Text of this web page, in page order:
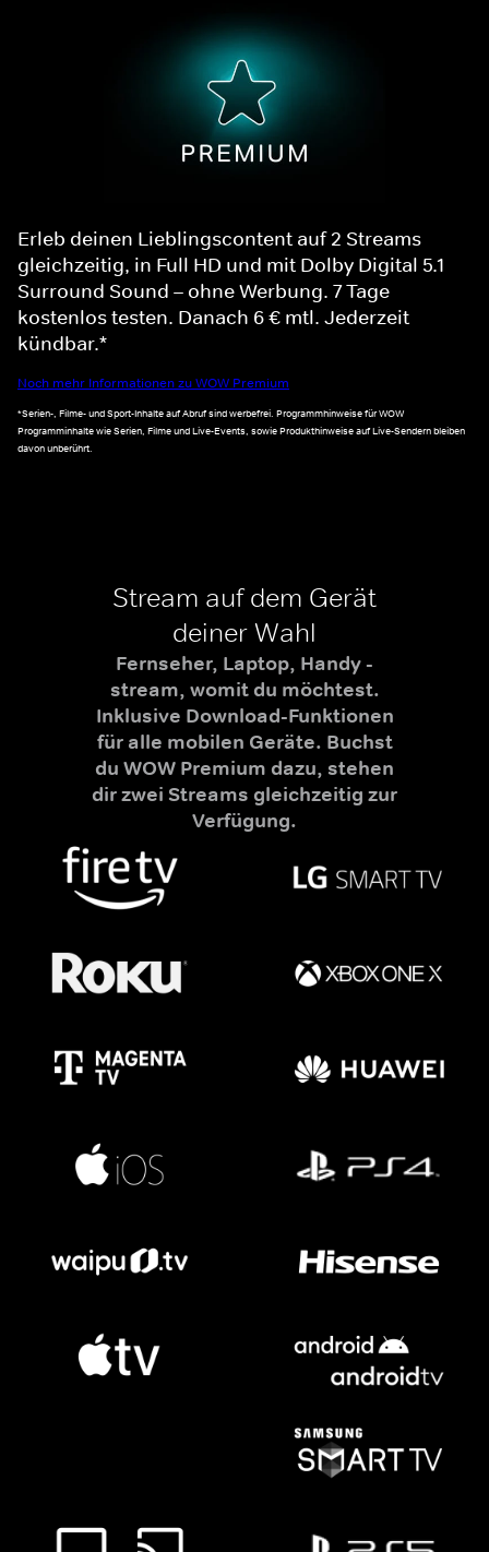
Erleb deinen Lieblingscontent auf 2 Streams
gleichzeitig, in Full HD und mit Dolby Digital 5.1
Surround Sound – ohne Werbung. 7 Tage
kostenlos testen. Danach 6 € mtl. Jederzeit
kündbar.*
Noch mehr Informationen zu WOW Premium
*Serien-, Filme- und Sport-Inhalte auf Abruf sind werbefrei. Programmhinweise für WOW
Programminhalte wie Serien, Filme und Live-Events, sowie Produkthinweise auf Live-Sendern bleiben
davon unberührt.
Stream auf dem Gerät
deiner Wahl
Fernseher, Laptop, Handy -
stream, womit du möchtest.
Inklusive Download-Funktionen
für alle mobilen Geräte. Buchst
du WOW Premium dazu, stehen
dir zwei Streams gleichzeitig zur
Verfügung.